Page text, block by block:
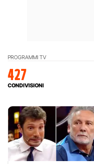
PROGRAMMI TV
427
CONDIVISIONI